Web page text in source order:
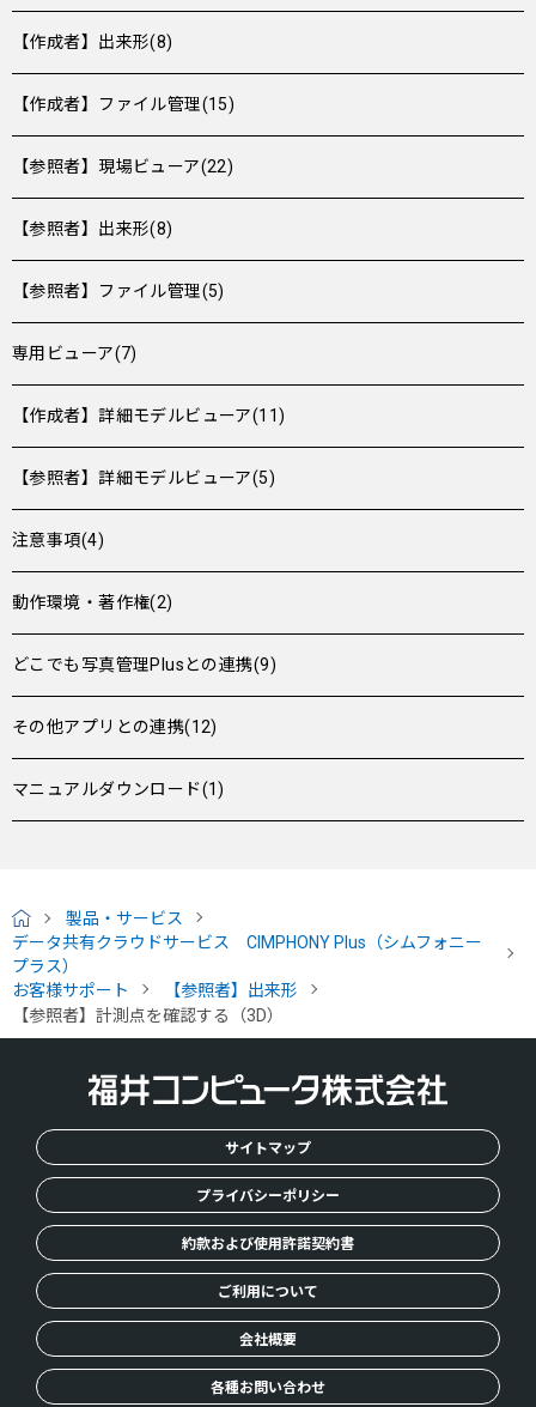
【作成者】出来形(8)
【作成者】ファイル管理(15)
【参照者】現場ビューア(22)
【参照者】出来形(8)
【参照者】ファイル管理(5)
専用ビューア(7)
【作成者】詳細モデルビューア(11)
【参照者】詳細モデルビューア(5)
注意事項(4)
動作環境・著作権(2)
どこでも写真管理Plusとの連携(9)
その他アプリとの連携(12)
マニュアルダウンロード(1)
H
O
M
製品・サービス
データ共有クラウドサービス CIMPHONY Plus（シムフォニー
プラス）
お客様サポート
【参照者】出来形
【参照者】計測点を確認する（3D）
サイトマップ
プライバシーポリシー
約款および使用許諾契約書
ご利用について
会社概要
各種お問い合わせ